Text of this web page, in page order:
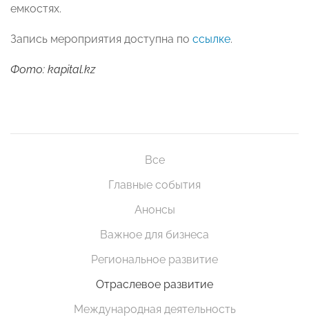
емкостях.
Запись мероприятия доступна по ссылке.
Фото: kapital.kz
Все
Главные события
Анонсы
Важное для бизнеса
Региональное развитие
Отраслевое развитие
Международная деятельность